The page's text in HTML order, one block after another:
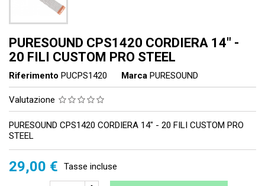
PURESOUND CPS1420 CORDIERA 14" -
20 FILI CUSTOM PRO STEEL
Riferimento PUCPS1420 Marca PURESOUND
Valutazione
PURESOUND CPS1420 CORDIERA 14" - 20 FILI CUSTOM PRO
STEEL
29,00 € Tasse incluse